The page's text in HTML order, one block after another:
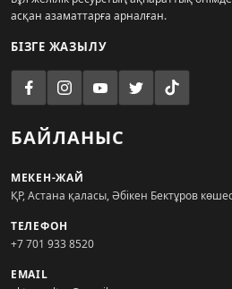
асқан азаматтарға арналған.
БІЗГЕ ЖАЗЫЛУ
БАЙЛАНЫС
МЕКЕН-ЖАЙ
ҚР, Астана қаласы, Әбікен Бектұров
ТЕЛЕФОН
+7 701 933 8520
EMAIL